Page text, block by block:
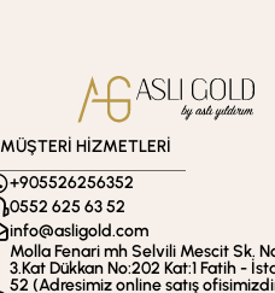
MÜŞTERİ HİZMETLERİ
+905526256352
0552 625 63 52
info@asligold.com
Molla Fenari mh Selvili Mescit Sk.
3.Kat Dükkan No:202 Kat:1 Fatih -
52 (Adresimiz online satış